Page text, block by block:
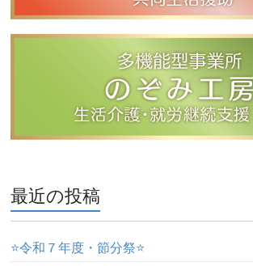
最近の投稿
⭐️令和７年度・節分祭⭐️